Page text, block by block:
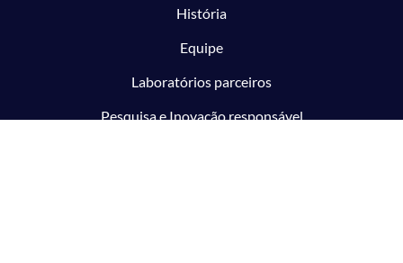
História
Equipe
Laboratórios parceiros
Pesquisa e Inovação responsável